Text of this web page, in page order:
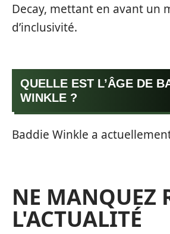
Decay, mettant en avant un
d’inclusivité.
QUELLE EST L’ÂGE DE
WINKLE ?
Baddie Winkle a
NE MANQUEZ
L'ACTUALITÉ